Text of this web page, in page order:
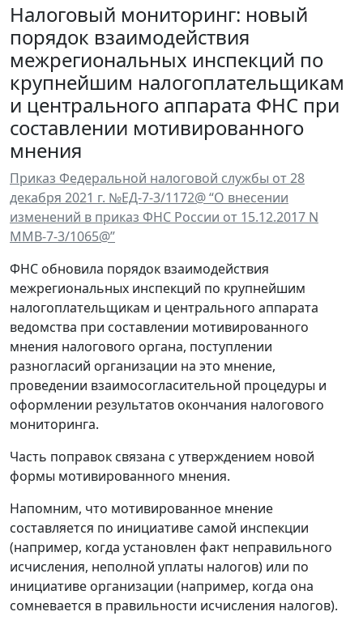
Налоговый мониторинг: новый
порядок взаимодействия
межрегиональных инспекций по
крупнейшим налогоплательщикам
и центрального аппарата ФНС при
составлении мотивированного
мнения
Приказ Федеральной налоговой службы от 28
декабря 2021 г. №ЕД-7-3/1172@ “О внесении
изменений в приказ ФНС России от 15.12.2017 N
ММВ-7-3/1065@”
ФНС обновила порядок взаимодействия
межрегиональных инспекций по крупнейшим
налогоплательщикам и центрального аппарата
ведомства при составлении мотивированного
мнения налогового органа, поступлении
разногласий организации на это мнение,
проведении взаимосогласительной процедуры и
оформлении результатов окончания налогового
мониторинга.
Часть поправок связана с утверждением новой
формы мотивированного мнения.
Напомним, что мотивированное мнение
составляется по инициативе самой инспекции
(например, когда установлен факт неправильного
исчисления, неполной уплаты налогов) или по
инициативе организации (например, когда она
сомневается в правильности исчисления налогов).